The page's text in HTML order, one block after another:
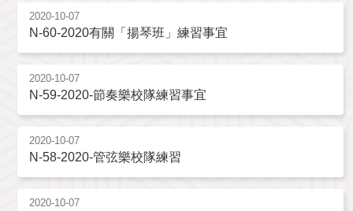
2020-10-07
N-60-2020有關「揚琴班」練習事宜
2020-10-07
N-59-2020-節奏樂校隊練習事宜
2020-10-07
N-58-2020-管弦樂校隊練習
2020-10-07